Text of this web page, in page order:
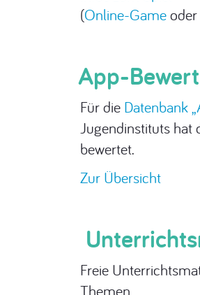
(Online-Gameoder
App-
Für die Datenbank
Jugendinstituts hat
bewertet.
Zur Übersicht
Freie
Themen